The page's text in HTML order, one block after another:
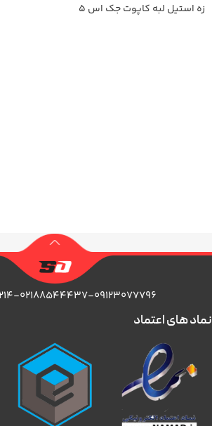
زه استیل لبه کاپوت جک اس 5
۰۲۱۸۸۵۴۰۲۱۴-۰۲۱۸۸۵۴۴۴۳۷-
نماد های اعتماد